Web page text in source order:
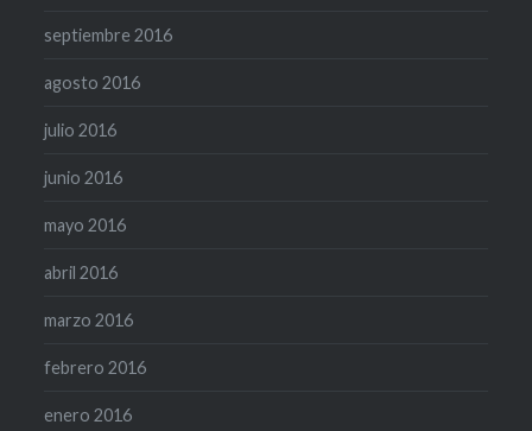
septiembre 2016
agosto 2016
julio 2016
junio 2016
mayo 2016
abril 2016
marzo 2016
febrero 2016
enero 2016